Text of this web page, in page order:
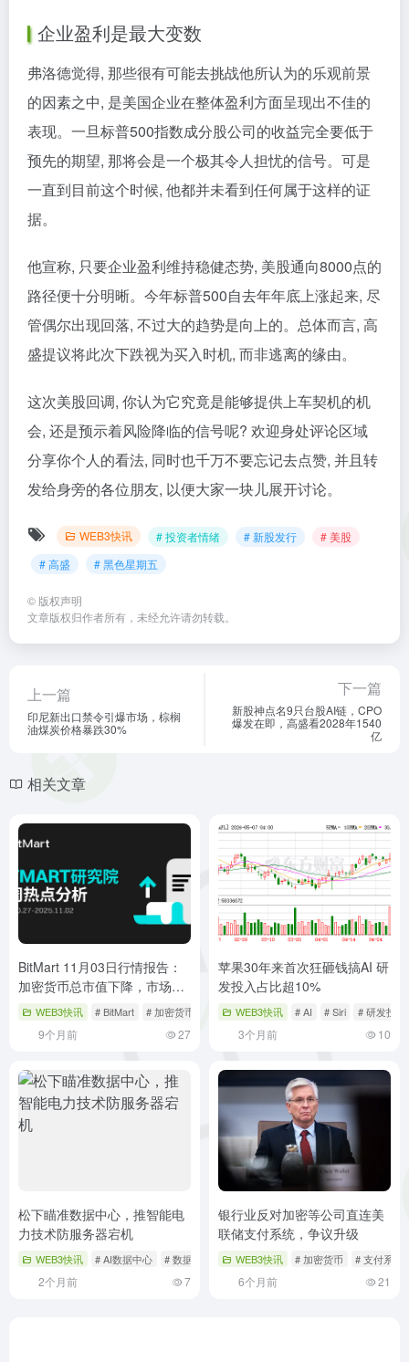
企业盈利是最大变数
弗洛德觉得, 那些很有可能去挑战他所认为的乐观前景
的因素之中, 是美国企业在整体盈利方面呈现出不佳的
表现。一旦标普500指数成分股公司的收益完全要低于
预先的期望, 那将会是一个极其令人担忧的信号。可是
一直到目前这个时候, 他都并未看到任何属于这样的证
据。
他宣称, 只要企业盈利维持稳健态势, 美股通向8000点的
路径便十分明晰。今年标普500自去年年底上涨起来, 尽
管偶尔出现回落, 不过大的趋势是向上的。总体而言, 高
盛提议将此次下跌视为买入时机, 而非逃离的缘由。
这次美股回调, 你认为它究竟是能够提供上车契机的机
会, 还是预示着风险降临的信号呢? 欢迎身处评论区域
分享你个人的看法, 同时也千万不要忘记去点赞, 并且转
发给身旁的各位朋友, 以便大家一块儿展开讨论。
WEB3快讯 # 投资者情绪 # 新股发行
# 美股
# 高盛
# 黑色星期五
© 版权声明
文章版权归作者所有，未经允许请勿转载。
上一篇
印尼新出口禁令引爆市场，棕榈
油煤炭价格暴跌30%
下一篇
新股神点名9只台股AI链，CPO
爆发在即，高盛看2028年1540
亿
相关文章
BitMart 11月03日行情报告：
加密货币总市值下降，市场动
态分化
WEB3快讯 # BitMart # 加密货币 # 市场行情
9个月前 27
苹果30年来首次狂砸钱搞AI 研
发投入占比超10%
WEB3快讯 # AI # Siri # 研发投入
3个月前 10
松下瞄准数据中心，推智能电
力技术防服务器宕机
WEB3快讯 # AI数据中心 # 数据中心 # 智能电力技术
2个月前 7
银行业反对加密等公司直连美
联储支付系统，争议升级
WEB3快讯 # 加密货币 # 支付系统
6个月前 21